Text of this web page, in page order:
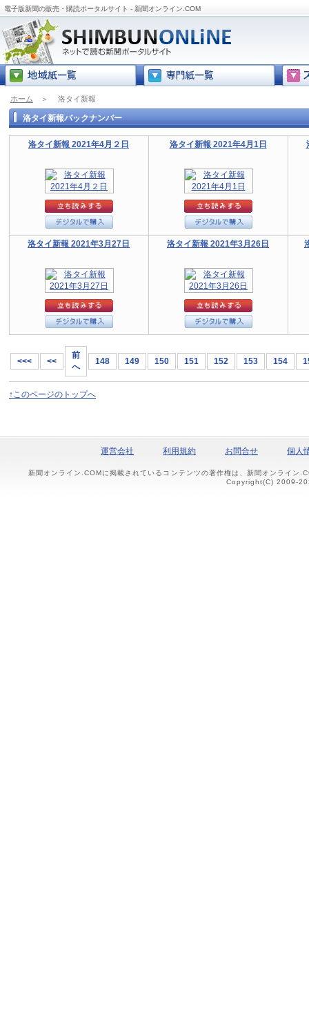
電子版新聞の販売・購読ポータルサイト - 新聞オンライン.COM
ホーム ＞ 洛タイ新報
洛タイ新報バックナンバー
洛タイ新報 2021年4月２日 洛タイ新報 2021年4月1日
洛タイ新報 2021年3月27日 洛タイ新報 2021年3月26日
<<< <<
前
へ
148 149 150 151 152 153 154
↑このページのトップへ
運営会社 利用規約 お問合せ 個人
新聞オンライン.COMに掲載されているコンテンツの著作権は、新聞オンライン
Copyright(C) 2009-